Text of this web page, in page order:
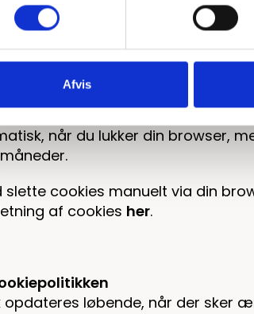
Afvis
Google Analytics’ brug af data
af cookies
som varierer afhængigt af
når du lukker din browser,
slette cookies manuelt via din
af cookies her.
opdateres løbende, når der sker